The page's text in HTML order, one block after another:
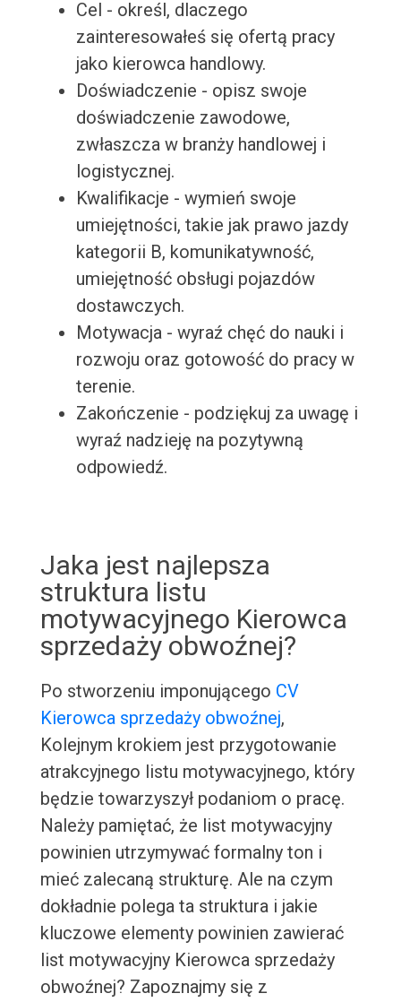
Cel - określ, dlaczego
zainteresowałeś się ofertą pracy
jako kierowca handlowy.
Doświadczenie - opisz swoje
doświadczenie zawodowe,
zwłaszcza w branży handlowej i
logistycznej.
Kwalifikacje - wymień swoje
umiejętności, takie jak prawo jazdy
kategorii B, komunikatywność,
umiejętność obsługi pojazdów
dostawczych.
Motywacja - wyraź chęć do nauki i
rozwoju oraz gotowość do pracy w
terenie.
Zakończenie - podziękuj za uwagę i
wyraź nadzieję na pozytywną
odpowiedź.
Jaka jest najlepsza
struktura listu
motywacyjnego Kierowca
sprzedaży obwoźnej?
Po stworzeniu imponującego CV
Kierowca sprzedaży obwoźnej,
Kolejnym krokiem jest przygotowanie
atrakcyjnego listu motywacyjnego, który
będzie towarzyszył podaniom o pracę.
Należy pamiętać, że list motywacyjny
powinien utrzymywać formalny ton i
mieć zalecaną strukturę. Ale na czym
dokładnie polega ta struktura i jakie
kluczowe elementy powinien zawierać
list motywacyjny Kierowca sprzedaży
obwoźnej? Zapoznajmy się z